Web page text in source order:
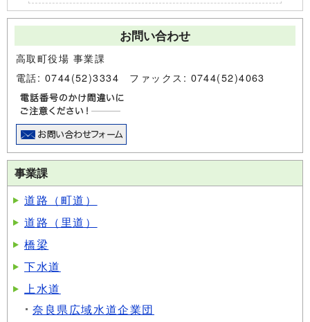
お問い合わせ
高取町役場 事業課
電話: 0744(52)3334 ファックス: 0744(52)4063
事業課
道路（町道）
道路（里道）
橋梁
下水道
上水道
奈良県広域水道企業団